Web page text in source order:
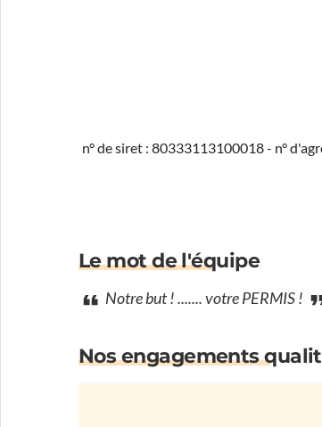
n° de siret : 80333113100018 - n°
Le mot de l'équipe
Notre but ! ....... votre PERMIS !
Nos engagements